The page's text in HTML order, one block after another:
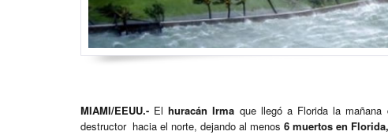
MIAMI/EEUU.- Elhuracán Irma que llegó a Florida la
destructor hacia el norte, dejando al menos 6 muertos en